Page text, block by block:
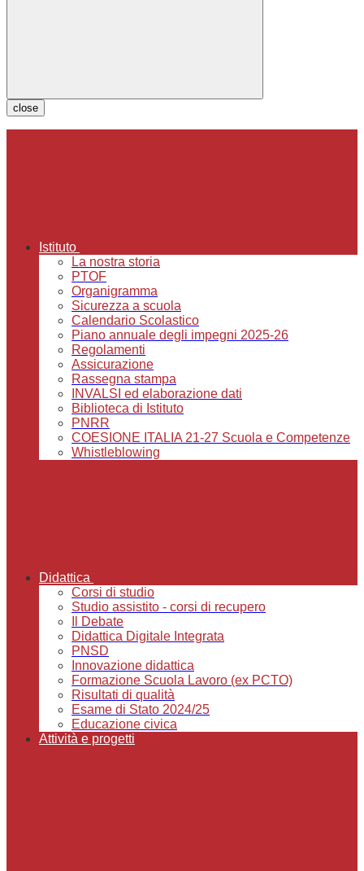
close
Istituto
La nostra storia
PTOF
Organigramma
Sicurezza a scuola
Calendario Scolastico
Piano annuale degli impegni 2025-26
Regolamenti
Assicurazione
Rassegna stampa
INVALSI ed elaborazione dati
Biblioteca di Istituto
PNRR
COESIONE ITALIA 21-27 Scuola e Competenze
Whistleblowing
Didattica
Corsi di studio
Studio assistito - corsi di recupero
Il Debate
Didattica Digitale Integrata
PNSD
Innovazione didattica
Formazione Scuola Lavoro (ex PCTO)
Risultati di qualità
Esame di Stato 2024/25
Educazione civica
Attività e progetti